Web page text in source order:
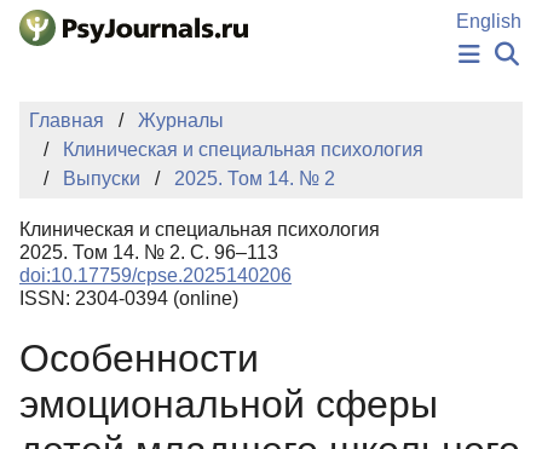
Перейти к основному содержанию
English
НОВОСТИ
АВТОРЫ
КЛЮЧЕВЫЕ СЛОВА
Регистрация
Главная
Журналы
Клиническая и специальная психология
Выпуски
2025. Том 14. № 2
Клиническая и специальная психология
2025. Том 14. № 2. С. 96–113
doi:10.17759/cpse.2025140206
ISSN: 2304-0394 (online)
Особенности
эмоциональной сферы